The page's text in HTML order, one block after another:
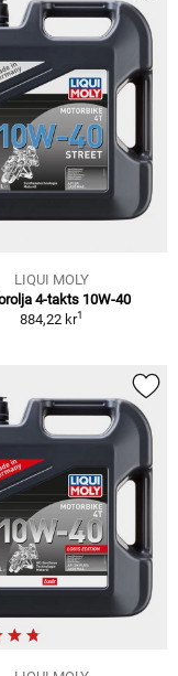
LIQUI MOLY
4-takts 10W-40
884,22 kr1